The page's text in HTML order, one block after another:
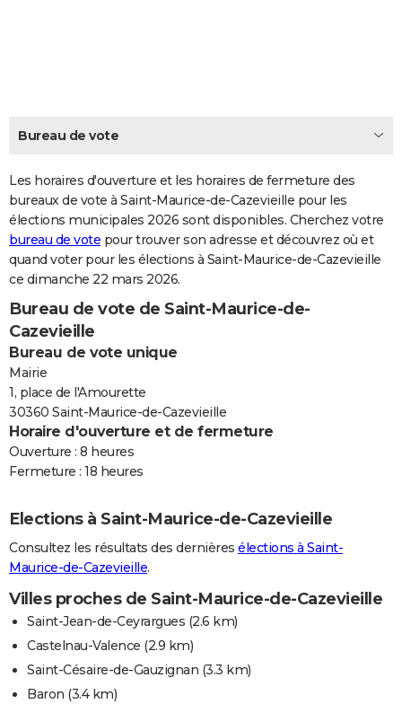
CARTE DE VOEUX
Dictionnaire
Biographies
Citations
Expressions
Proverbes
PROGRAMME TV
COPAINS D'AVANT
S'inscrire
Se connecter
Lycées
Collèges
Primaires
Universités
Entreprises
Service militaire
Avis de recherche
AVIS DE DÉCÈS
FORUM
Bricolage
Lifestyle
Culture
Sport
Auto
Television
Voyage
Cinema
Bureau de vote
Les horaires d'ouverture et les horaires de fermeture des
bureaux de vote à Saint-Maurice-de-Cazevieille pour les
élections municipales 2026 sont disponibles. Cherchez votre
bureau de vote pour trouver son adresse et découvrez où et
quand voter pour les élections à Saint-Maurice-de-Cazevieille
ce dimanche 22 mars 2026.
Bureau de vote de Saint-Maurice-de-
Cazevieille
Bureau de vote unique
Mairie
1, place de l'Amourette
30360 Saint-Maurice-de-Cazevieille
Horaire d'ouverture et de fermeture
Ouverture : 8 heures
Fermeture : 18 heures
Elections à Saint-Maurice-de-Cazevieille
Consultez les résultats des dernières élections à Saint-
Maurice-de-Cazevieille.
Villes proches de Saint-Maurice-de-Cazevieille
Saint-Jean-de-Ceyrargues (2.6 km)
Castelnau-Valence (2.9 km)
Saint-Césaire-de-Gauzignan (3.3 km)
Baron (3.4 km)